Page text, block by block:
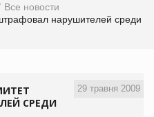
Все новости
нарушителей среди
29 травня 2009
СРЕДИ